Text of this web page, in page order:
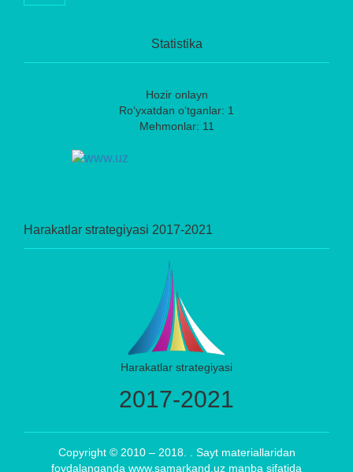
Statistika
Hozir onlayn
Ro‘yxatdan o‘tganlar: 1
Mehmonlar: 11
Harakatlar strategiyasi 2017-2021
Harakatlar strategiyasi
2017-2021
Copyright © 2010 – 2018. . Sayt materiallaridan
foydalanganda www.samarkand.uz manba sifatida